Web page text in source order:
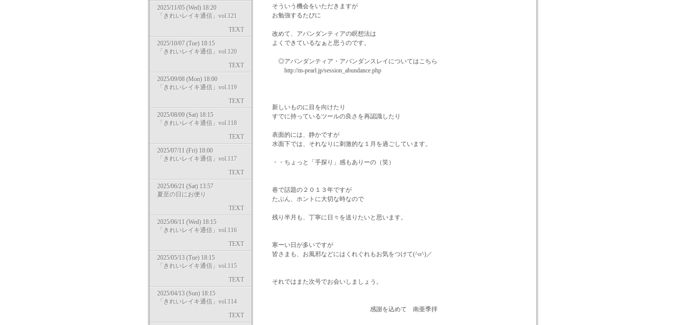
2025/11/05 (Wed) 18:20
「きれいレイキ通信」vol.121
TEXT
2025/10/07 (Tue) 18:15
「きれいレイキ通信」vol.120
TEXT
2025/09/08 (Mon) 18:00
「きれいレイキ通信」vol.119
TEXT
2025/08/09 (Sat) 18:15
「きれいレイキ通信」vol.118
TEXT
2025/07/11 (Fri) 18:00
「きれいレイキ通信」vol.117
TEXT
2025/06/21 (Sat) 13:57
夏至の日にお便り
TEXT
2025/06/11 (Wed) 18:15
「きれいレイキ通信」vol.116
TEXT
2025/05/13 (Tue) 18:15
「きれいレイキ通信」vol.115
TEXT
2025/04/13 (Sun) 18:15
「きれいレイキ通信」vol.114
TEXT
そういう機会をいただきますが
お勉強するたびに
改めて、アバンダンティアの瞑想法は
よくできているなぁと思うのです。
◎アバンダンティア・アバンダンスレイについてはこちら
http://m-pearl.jp/session_abundance.php
新しいものに目を向けたり
すでに持っているツールの良さを再認識したり
表面的には、静かですが
水面下では、それなりに刺激的な１月を過ごしています。
・・ちょっと「手探り」感もありーの（笑）
巷で話題の２０１３年ですが
たぶん、ホントに大切な時なので
残り半月も、丁寧に日々を送りたいと思います。
寒ーい日が多いですが
皆さまも、お風邪などにはくれぐれもお気をつけて(^o^)／
それではまた次号でお会いしましょう。
感謝を込めて 南亜季拝